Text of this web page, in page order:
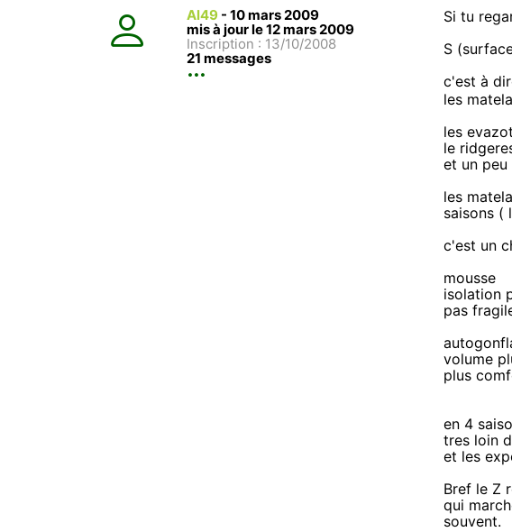
Al49 - 10 mars 2009
mis à jour le 12 mars 2009
Inscription : 13/10/2008
21 messages
Si tu
S
c'est à
les
les
le
et un
les
saisons (
c'est un
mousse
isolation
pas
volume
plus
en 4
tres loin
et les
Bref le Z
qui
souvent.